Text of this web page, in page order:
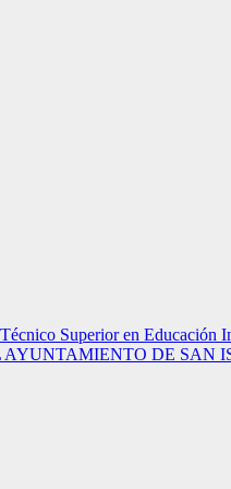
Superior en Educación
DE SAN